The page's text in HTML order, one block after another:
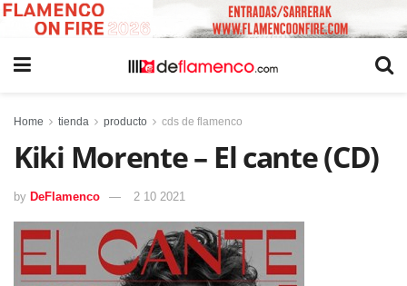
Home tienda producto cds de flamenco
Kiki Morente – El cante (CD)
by DeFlamenco 2 10 2021